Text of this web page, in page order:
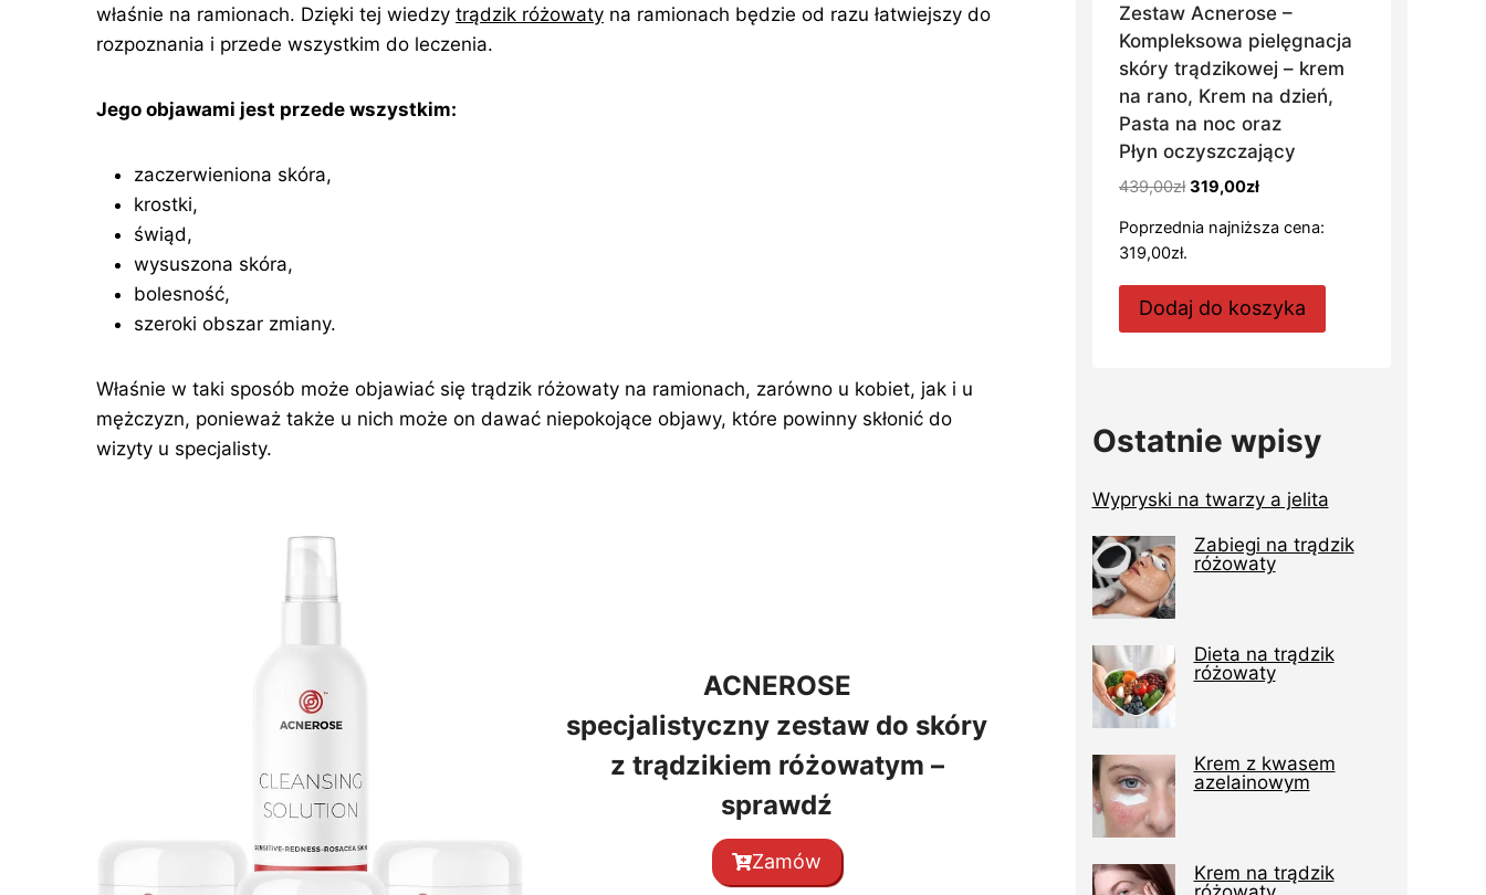
właśnie na ramionach. Dzięki tej wiedzy trądzik różowaty na ramionach będzie od razu łatwiejszy do
rozpoznania i przede wszystkim do leczenia.
Jego objawami jest przede wszystkim:
zaczerwieniona skóra,
krostki,
świąd,
wysuszona skóra,
bolesność,
szeroki obszar zmiany.
Właśnie w taki sposób może objawiać się trądzik różowaty na ramionach, zarówno u kobiet, jak i u
mężczyzn, ponieważ także u nich może on dawać niepokojące objawy, które powinny skłonić do
wizyty u specjalisty.
ACNEROSE
specjalistyczny zestaw do skóry
z trądzikiem różowatym –
sprawdź
Zamów
Zestaw Acnerose –
Kompleksowa pielęgnacja
skóry trądzikowej – krem
na rano, Krem na dzień,
Pasta na noc oraz
Płyn oczyszczający
439,00zł Pierwotna
wynosiła:
319,00złAktualna
wynosi:
Poprzednia najniższa cena:
319,00zł.
Dodaj do koszyka
Ostatnie wpisy
Wypryski na twarzy a jelita
Zabiegi na trądzik
różowaty
Dieta na trądzik
różowaty
Krem z kwasem
azelainowym
Krem na trądzik